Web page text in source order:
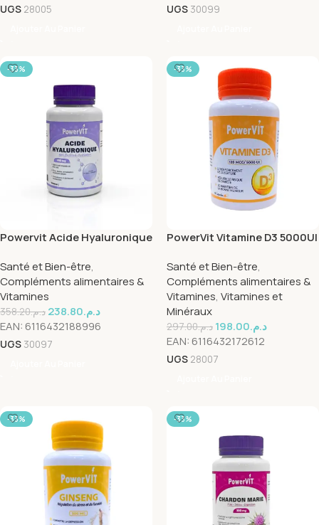
UGS 28005 UGS 30099
-33%
Powervit Acide Hyaluronique
Santé et Bien-être,
Compléments alimentaires &
Vitamines
د.م.358.20 د.م.238.80
EAN: 6116432188996
UGS 30097
-33%
PowerVit Vitamine D3 5000UI
Santé et Bien-être,
Compléments alimentaires &
Vitamines, Vitamines et
Minéraux
د.م.297.00 د.م.198.00
EAN: 6116432172612
UGS 28007
-33% -33%